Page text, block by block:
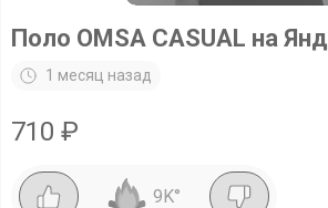
Поло OMSA CASUAL на
1 месяц назад
710 ₽
9K°